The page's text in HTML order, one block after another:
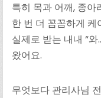
특히 목과 어깨, 종
한 번 더 꼼꼼하게
실제로 받는 내내 “
왔어요.
무엇보다 관리사님